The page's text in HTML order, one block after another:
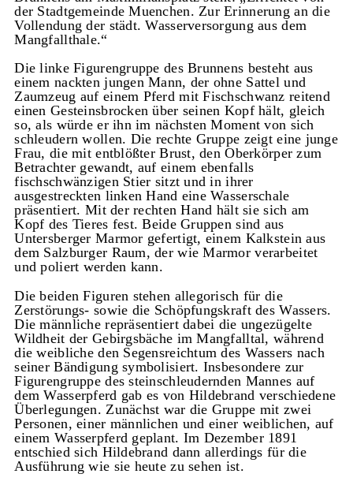
der Stadtgemeinde Muenchen. Zur Erinnerung an die
Vollendung der städt. Wasserversorgung aus dem
Mangfallthale.“
Die linke Figurengruppe des Brunnens besteht aus
einem nackten jungen Mann, der ohne Sattel und
Zaumzeug auf einem Pferd mit Fischschwanz reitend
einen Gesteinsbrocken über seinen Kopf hält, gleich
so, als würde er ihn im nächsten Moment von sich
schleudern wollen. Die rechte Gruppe zeigt eine junge
Frau, die mit entblößter Brust, den Oberkörper zum
Betrachter gewandt, auf einem ebenfalls
fischschwänzigen Stier sitzt und in ihrer
ausgestreckten linken Hand eine Wasserschale
präsentiert. Mit der rechten Hand hält sie sich am
Kopf des Tieres fest. Beide Gruppen sind aus
Untersberger Marmor gefertigt, einem Kalkstein aus
dem Salzburger Raum, der wie Marmor verarbeitet
und poliert werden kann.
Die beiden Figuren stehen allegorisch für die
Zerstörungs- sowie die Schöpfungskraft des Wassers.
Die männliche repräsentiert dabei die ungezügelte
Wildheit der Gebirgsbäche im Mangfalltal, während
die weibliche den Segensreichtum des Wassers nach
seiner Bändigung symbolisiert. Insbesondere zur
Figurengruppe des steinschleudernden Mannes auf
dem Wasserpferd gab es von Hildebrand verschiedene
Überlegungen. Zunächst war die Gruppe mit zwei
Personen, einer männlichen und einer weiblichen, auf
einem Wasserpferd geplant. Im Dezember 1891
entschied sich Hildebrand dann allerdings für die
Ausführung wie sie heute zu sehen ist.